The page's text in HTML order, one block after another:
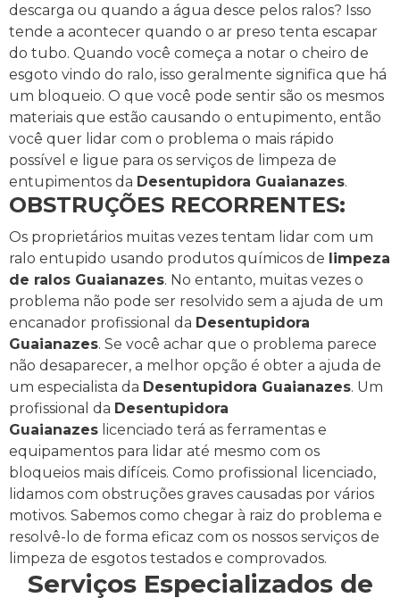
descarga ou quando a água desce pelos ralos? Isso
tende a acontecer quando o ar preso tenta escapar
do tubo. Quando você começa a notar o cheiro de
esgoto vindo do ralo, isso geralmente significa que há
um bloqueio. O que você pode sentir são os mesmos
materiais que estão causando o entupimento, então
você quer lidar com o problema o mais rápido
possível e ligue para os serviços de limpeza de
entupimentos da Desentupidora Guaianazes.
OBSTRUÇÕES RECORRENTES:
Os proprietários muitas vezes tentam lidar com um
ralo entupido usando produtos químicos de limpeza
de ralos Guaianazes. No entanto, muitas vezes o
problema não pode ser resolvido sem a ajuda de um
encanador profissional da Desentupidora
Guaianazes. Se você achar que o problema parece
não desaparecer, a melhor opção é obter a ajuda de
um especialista da Desentupidora Guaianazes. Um
profissional da Desentupidora
Guaianazes licenciado terá as ferramentas e
equipamentos para lidar até mesmo com os
bloqueios mais difíceis. Como profissional licenciado,
lidamos com obstruções graves causadas por vários
motivos. Sabemos como chegar à raiz do problema e
resolvê-lo de forma eficaz com os nossos serviços de
limpeza de esgotos testados e comprovados.
Serviços Especializados de